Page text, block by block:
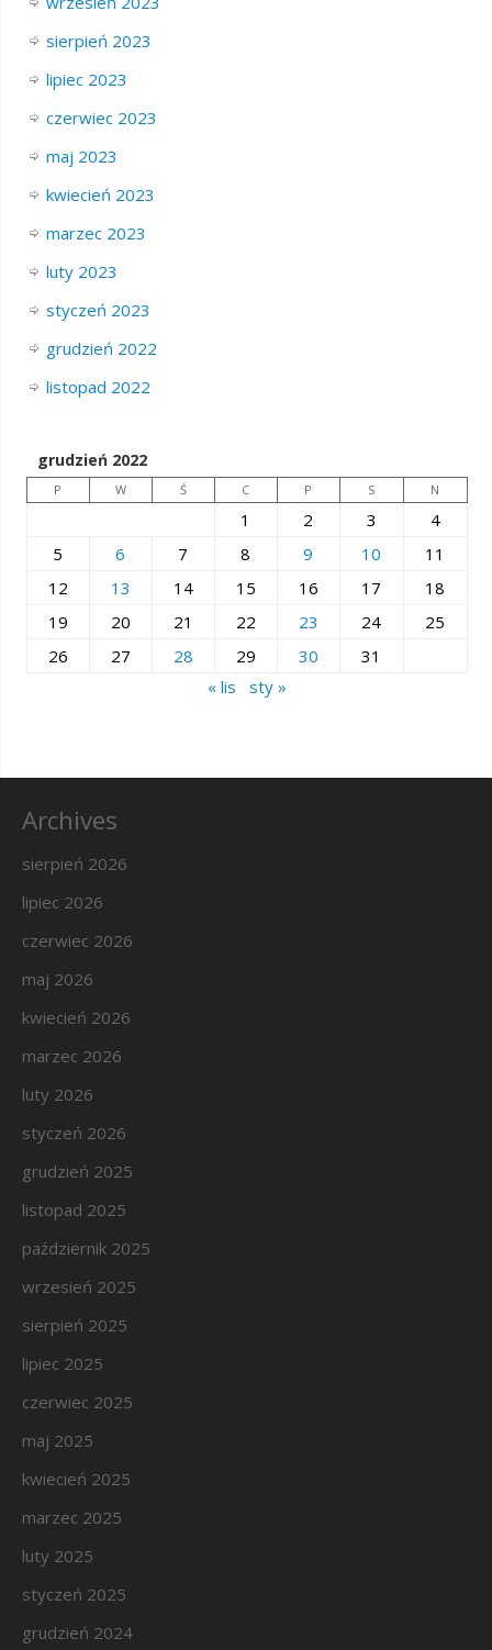
sierpień 2023
lipiec 2023
czerwiec 2023
maj 2023
kwiecień 2023
marzec 2023
luty 2023
styczeń 2023
grudzień 2022
listopad 2022
grudzień 2022
P W Ś C P S N
1 2 3
4
5
6 7 8 9 10
11
12
13 14 15 16 17
18
19
20 21 22 23 24
25
26
27 28 29 30
31
« lis
sty »
Archives
sierpień 2026
lipiec 2026
czerwiec 2026
maj 2026
kwiecień 2026
marzec 2026
luty 2026
styczeń 2026
grudzień 2025
listopad 2025
październik 2025
wrzesień 2025
sierpień 2025
lipiec 2025
czerwiec 2025
maj 2025
kwiecień 2025
marzec 2025
luty 2025
styczeń 2025
grudzień 2024